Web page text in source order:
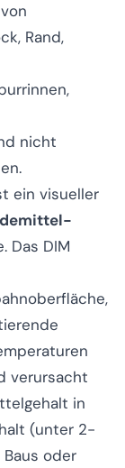
Rand,
nicht
ein visueller
Das DIM
verursacht
in
(unter 2-
oder